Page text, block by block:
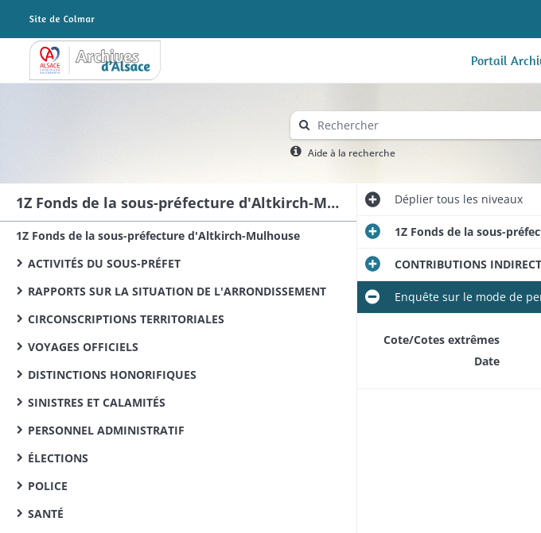
Archives Alsace - Colmar Portail
Aide à la recherche
1Z Fonds de la sous-préfecture d'Altkirch-Mulhouse
1Z Fonds de la sous-préfecture d'Altkirch-Mulhouse
ACTIVITÉS DU SOUS-PRÉFET
RAPPORTS SUR LA SITUATION DE L'ARRONDISSEMENT
CIRCONSCRIPTIONS TERRITORIALES
VOYAGES OFFICIELS
DISTINCTIONS HONORIFIQUES
SINISTRES ET CALAMITÉS
PERSONNEL ADMINISTRATIF
ÉLECTIONS
POLICE
SANTÉ
Dépliertous les niveaux
1Z Fonds de la sous-
CONTRIBUTIONS
Enquête sur le mode de
Cote/Cotes extrêmes
Date